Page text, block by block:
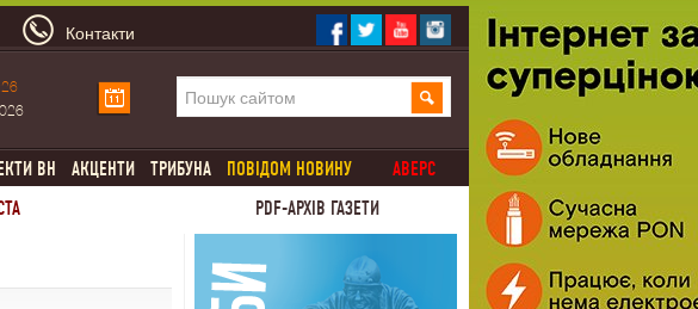
Контакти
ВН АКЦЕНТИ ТРИБУНА ПОВІДОМ НОВИНУ
АВЕРС
PDF-АРХІВ ГАЗЕТИ